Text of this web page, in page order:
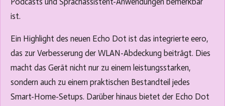
ist.
Ein Highlight des neuen Echo Dot ist das integrierte eero,
das zur Verbesserung der WLAN-Abdeckung beiträgt. Dies
macht das Gerät nicht nur zu einem leistungsstarken,
sondern auch zu einem praktischen Bestandteil jedes
Smart-Home-Setups. Darüber hinaus bietet der Echo Dot